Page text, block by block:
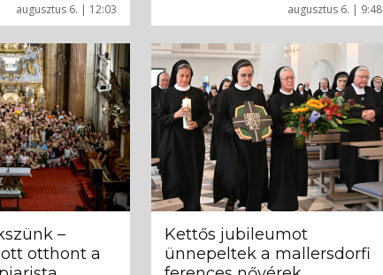
augusztus 6. | 12:03 augusztus 6. | 9:48
–
otthont a
Kettős jubileumot
ünnepeltek a mallersdorfi